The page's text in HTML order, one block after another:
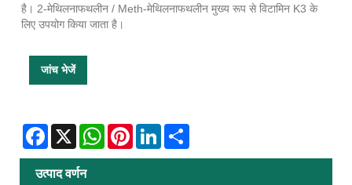
है। 2-मेथिलनाफथलीन / Meth-मेथिलनाफथलीन मुख्य रूप से विटामिन K3 के
लिए उपयोग किया जाता है।
जांच भेजें
Facebook
X WhatsAppPinterestLinkedIn
उत्पाद वर्णन